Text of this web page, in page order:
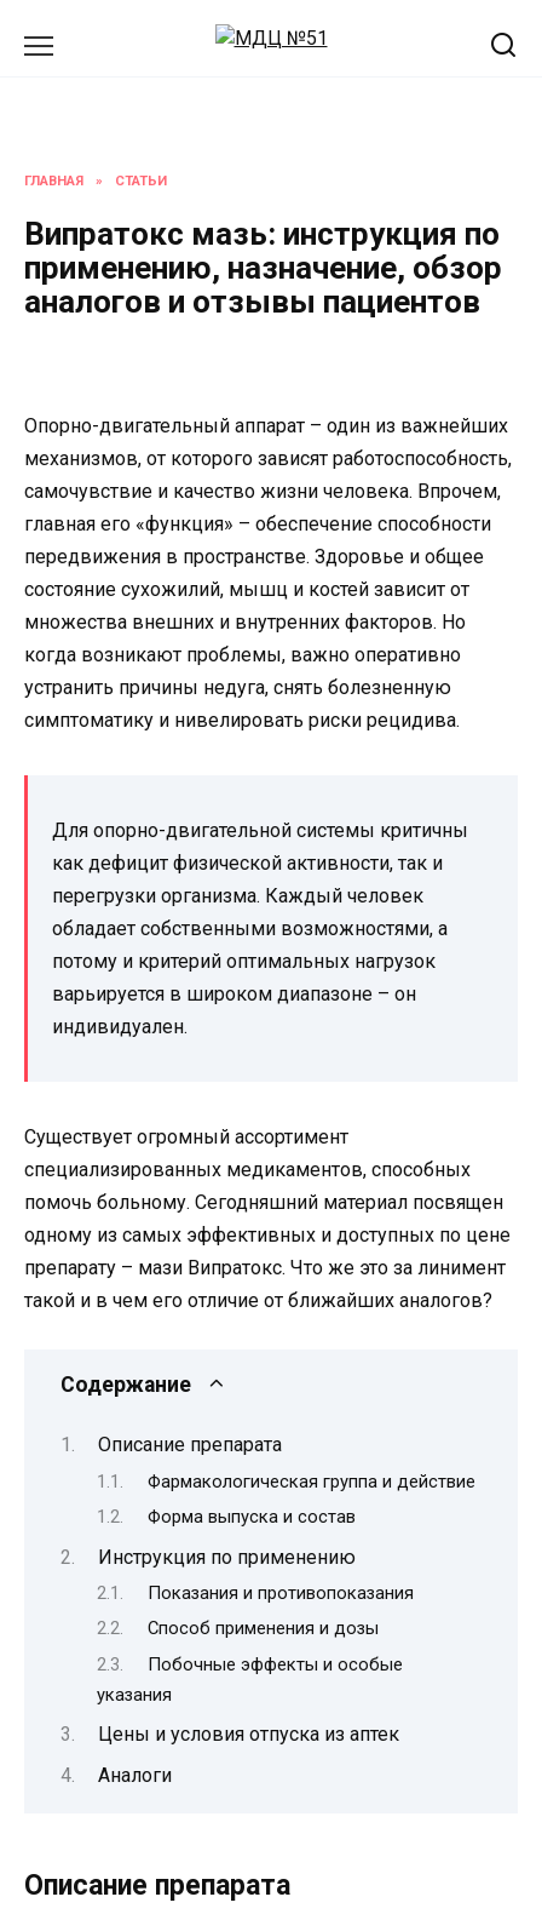
ГЛАВНАЯ » СТАТЬИ
Випратокс мазь: инструкция по
применению, назначение, обзор
аналогов и отзывы пациентов
Опорно-двигательный аппарат – один из важнейших
механизмов, от которого зависят работоспособность,
самочувствие и качество жизни человека. Впрочем,
главная его «функция» – обеспечение способности
передвижения в пространстве. Здоровье и общее
состояние сухожилий, мышц и костей зависит от
множества внешних и внутренних факторов. Но
когда возникают проблемы, важно оперативно
устранить причины недуга, снять болезненную
симптоматику и нивелировать риски рецидива.
Для опорно-двигательной системы критичны
как дефицит физической активности, так и
перегрузки организма. Каждый человек
обладает собственными возможностями, а
потому и критерий оптимальных нагрузок
варьируется в широком диапазоне – он
индивидуален.
Существует огромный ассортимент
специализированных медикаментов, способных
помочь больному. Сегодняшний материал посвящен
одному из самых эффективных и доступных по цене
препарату – мази Випратокс. Что же это за линимент
такой и в чем его отличие от ближайших аналогов?
Содержание
Описание препарата
Фармакологическая группа и действие
Форма выпуска и состав
Инструкция по применению
Показания и противопоказания
Способ применения и дозы
Побочные эффекты и особые
указания
Цены и условия отпуска из аптек
Аналоги
Описание препарата